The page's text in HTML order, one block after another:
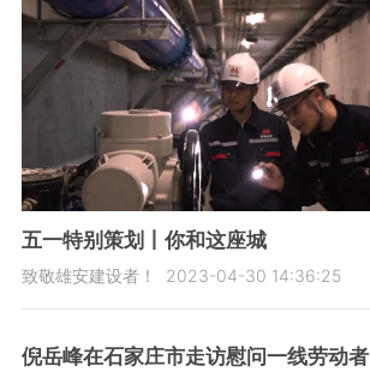
五一特别策划丨你和这座城
致敬雄安建设者！ 2023-04-30 14:36:25
倪岳峰在石家庄市走访慰问一线劳动者